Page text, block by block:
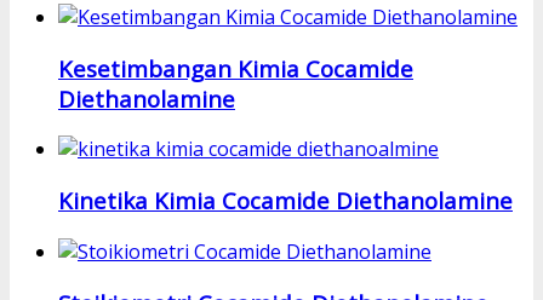
Kesetimbangan Kimia Cocamide
Diethanolamine
Kinetika Kimia Cocamide Diethanolamine